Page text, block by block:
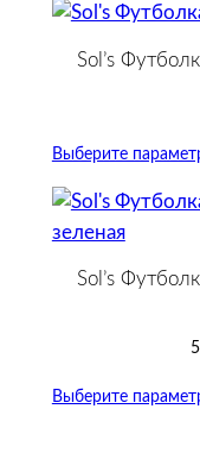
Sol’s
Выберите
Sol’s
Выберите